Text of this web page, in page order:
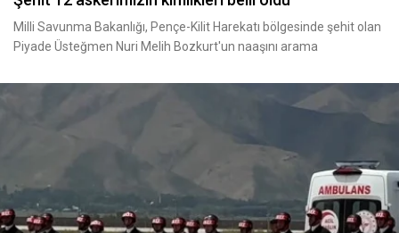
Milli Savunma Bakanlığı, Pençe-Kilit Harekatı bölgesinde şehit olan
Piyade Üsteğmen Nuri Melih Bozkurt'un naaşını arama